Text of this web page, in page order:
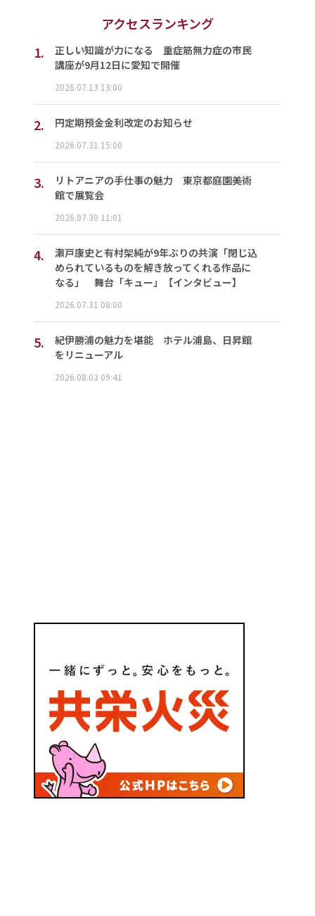
アクセスランキング
1.
正しい知識が力になる 重症筋無力症の市民
講座が9月12日に愛知で開催
2026.07.13 13:00
2. 円定期預金金利改定のお知らせ
2026.07.31 15:00
3.
リトアニアの手仕事の魅力 東京都庭園美術
館で展覧会
2026.07.30 11:01
4.
瀬戸康史と有村架純が9年ぶりの共演「閉じ込
められているものを解き放ってくれる作品に
なる」 舞台「キュー」【インタビュー】
2026.07.31 08:00
5.
紀伊勝浦の魅力を堪能 ホテル浦島、日昇館
をリニューアル
2026.08.03 09:41